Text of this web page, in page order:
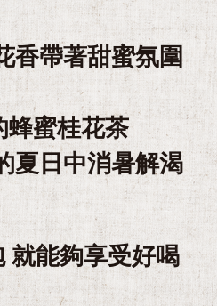
香帶著甜蜜氛圍
蜂蜜桂花茶
夏日中消暑解渴
就能夠享受好喝